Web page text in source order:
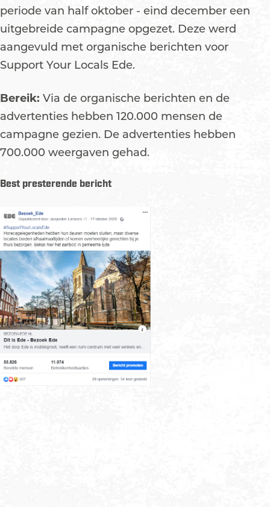
periode van half oktober - eind december een
uitgebreide campagne opgezet. Deze werd
aangevuld met organische berichten voor
Support Your Locals Ede.
Bereik: Via de organische berichten en de
advertenties hebben 120.000 mensen de
campagne gezien. De advertenties hebben
700.000 weergaven gehad.
Best presterende bericht